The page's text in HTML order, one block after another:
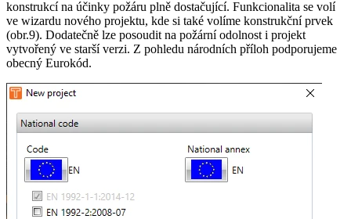
konstrukcí na účinky požáru plně dostačující. Funkcionalita se volí
ve wizardu nového projektu, kde si také volíme konstrukční prvek
(obr.9). Dodatečně lze posoudit na požární odolnost i projekt
vytvořený ve starší verzi. Z pohledu národních příloh podporujeme
obecný Eurokód.